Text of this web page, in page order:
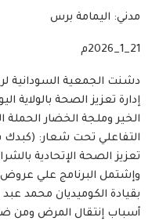
مدني: اليمامة برس
21_1_2026م
دشنت الجمعية السودانية
إدارة تعزيز الصحة بالولاية
الخير وملجة الخضار الحملة
التفاعلي تحت شعار:
تعزيز الصحة الإتحادية
وإشتمل البرنامج علي
بقيادة الكوميديان محمد
أسباب إنتقال المرض ومن